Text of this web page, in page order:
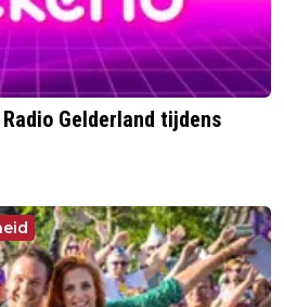
Gelderland tijdens